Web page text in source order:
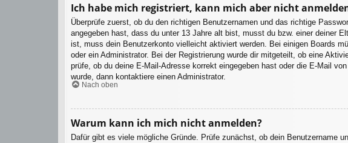
Ich habe mich registriert, kann mich aber nicht
Überprüfe zuerst, ob du den richtigen Benutzernamen und das richtige
angegeben hast, dass du unter 13 Jahre alt bist, musst du bzw. einer deiner
ist, muss dein Benutzerkonto vielleicht aktiviert werden. Bei einigen Boards
oder ein Administrator. Bei der Registrierung wurde dir mitgeteilt, ob eine
prüfe, ob du deine E-Mail-Adresse korrekt eingegeben hast oder die E-Mail
wurde, dann kontaktiere einen Administrator.
Nach oben
Warum kann ich mich nicht anmelden?
Dafür gibt es viele mögliche Gründe. Prüfe zunächst, ob dein Benutzername